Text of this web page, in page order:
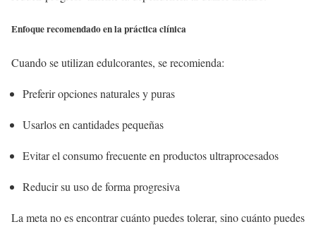
Enfoque recomendado en la práctica clínica
Cuando se utilizan edulcorantes, se recomienda:
Preferir opciones naturales y puras
Usarlos en cantidades pequeñas
Evitar el consumo frecuente en productos ultraprocesados
Reducir su uso de forma progresiva
La meta no es encontrar cuánto puedes tolerar, sino cuánto puedes